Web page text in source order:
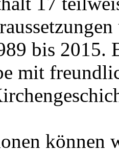
bis 2015.
mit
können